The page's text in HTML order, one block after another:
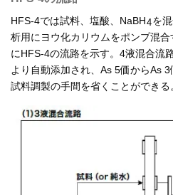
HFS-4では試料、塩酸、NaBH4を
析用にヨウ化カリウムをポンプ混
にHFS-4の流路を示す。4液混合流
より自動添加され、As 5価からAs 3
試料調製の手間を省くことができる